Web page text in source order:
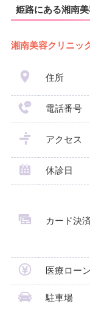
姫路にある湘南
湘南美容クリニッ
住所
電話番号
アクセス
休診日
カード決済
医療ローン
駐車場